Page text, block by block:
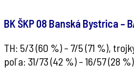
BK ŠKP 08 Banská Bystrica –
TH: 5/3 (60 %) – 7/5 (71 %),
poľa: 31/73 (42 %) – 16/57 (28 %).